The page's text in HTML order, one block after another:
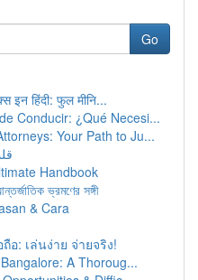
Go
इन हिंदी: फुल मीनि...
Conducir: ¿Qué Necesi...
Your Path to Ju...
Handbook
ভ্রমণের সঙ্গী
& Cara
อ: เล่นง่าย จ่ายจริง!
A Thoroug...